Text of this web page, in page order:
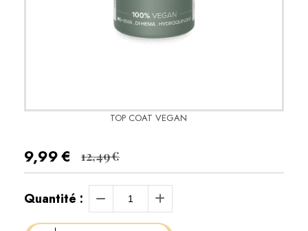
TOP COAT VEGAN
9,99€ 12,49€
Quantité :